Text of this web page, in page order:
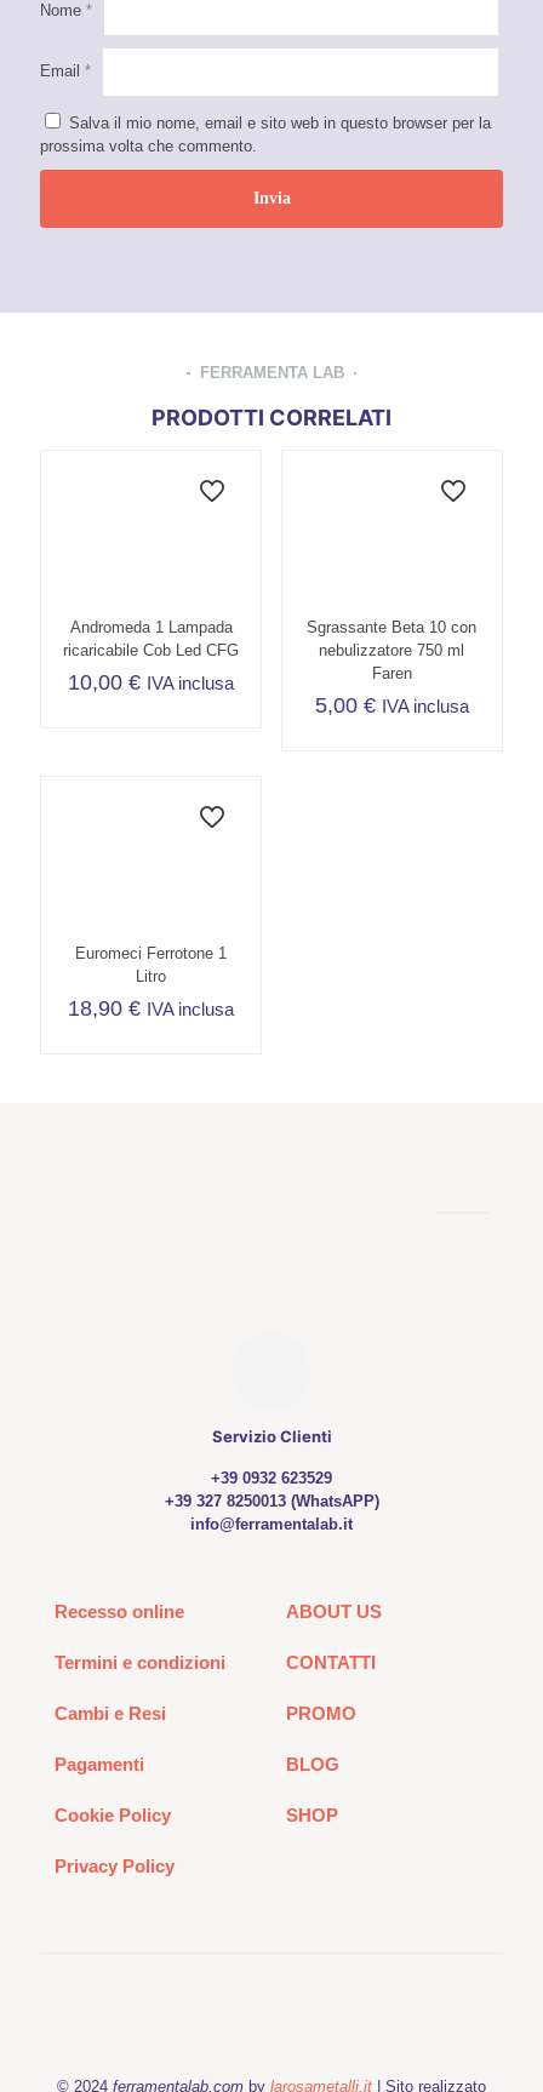
Nome *
Email *
Salva il mio nome, email e sito web in questo browser per la
prossima volta che commento.
FERRAMENTA LAB
PRODOTTI CORRELATI
Andromeda 1 Lampada
ricaricabile Cob Led CFG
10,00€ IVA inclusa
Sgrassante Beta 10 con
nebulizzatore 750 ml
Faren
5,00 € IVA inclusa
Euromeci Ferrotone 1
Litro
18,90€ IVA inclusa
Servizio Clienti
+39 0932 623529
+39 327 8250013 (WhatsAPP)
info@ferramentalab.it
Recesso online
Termini e condizioni
Cambi e Resi
Pagamenti
Cookie Policy
Privacy Policy
ABOUT US
CONTATTI
PROMO
BLOG
SHOP
© 2024 ferramentalab.com by larosametalli.it | Sito realizzato